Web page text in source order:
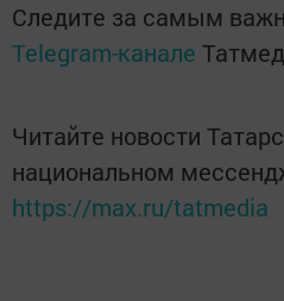
Следите за самым
Telegram-канале
Читайте новости
национальном
https://max.ru/tatmedia